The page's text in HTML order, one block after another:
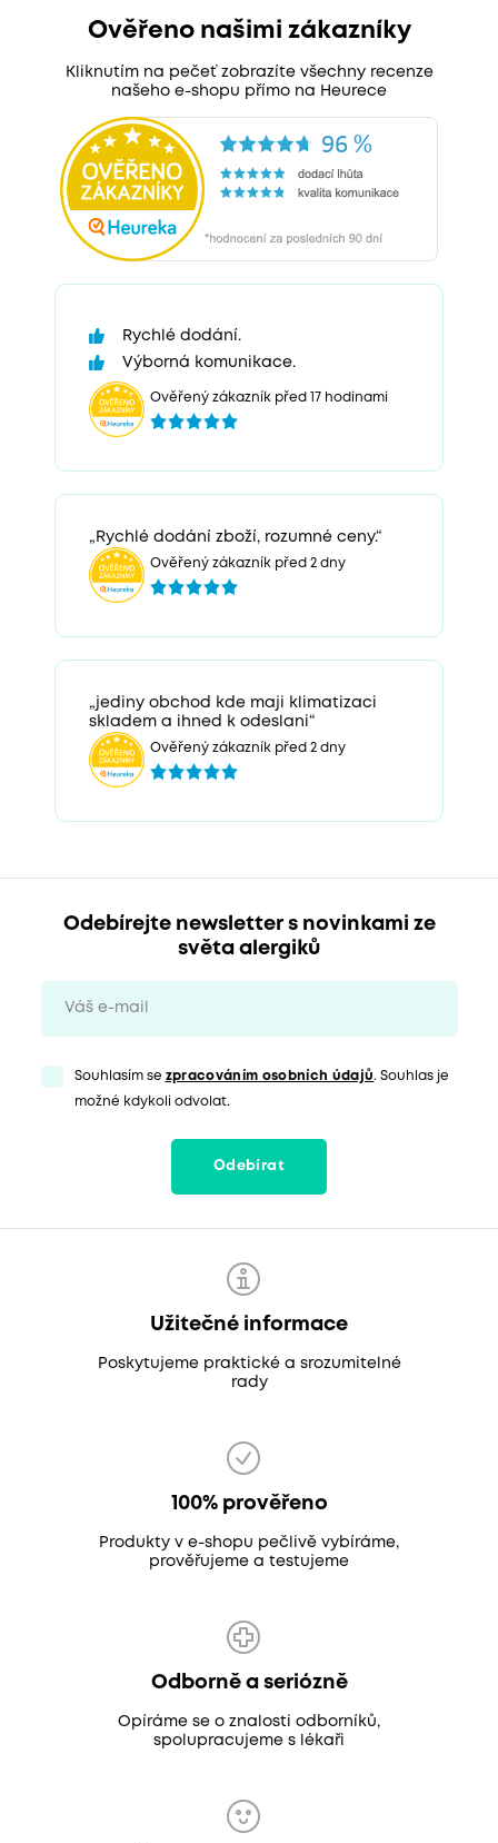
Ověřeno našimi zákazníky
Kliknutím na pečeť zobrazíte všechny recenze
našeho e-shopu přímo na Heurece
Rychlé dodání.
Výborná komunikace.
Ověřený zákazník před 17 hodinami
„Rychlé dodání zboží, rozumné ceny.“
Ověřený zákazník před 2 dny
„jediny obchod kde maji klimatizaci
skladem a ihned k odeslani“
Ověřený zákazník před 2 dny
Odebírejte newsletter s novinkami ze
světa alergiků
Souhlasím se zpracováním osobních údajů. Souhlas je
možné kdykoli odvolat.
Odebírat
Užitečné informace
Poskytujeme praktické a srozumitelné
rady
100% prověřeno
Produkty v e-shopu pečlivě vybíráme,
prověřujeme a testujeme
Odborně a seriózně
Opíráme se o znalosti odborníků,
spolupracujeme s lékaři